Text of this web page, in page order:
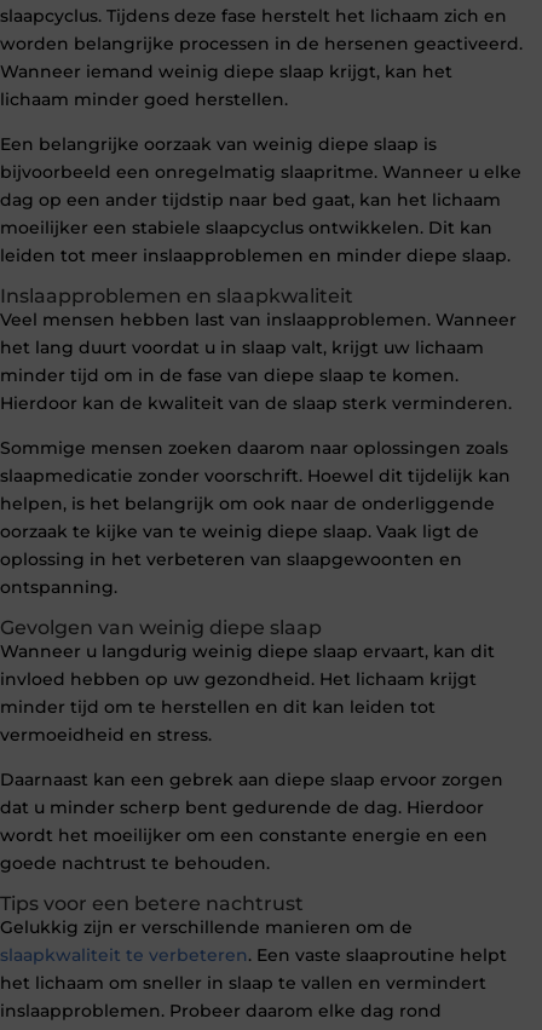
slaapcyclus. Tijdens deze fase herstelt het lichaam zich en
worden belangrijke processen in de hersenen geactiveerd.
Wanneer iemand weinig diepe slaap krijgt, kan het
lichaam minder goed herstellen.
Een belangrijke oorzaak van weinig diepe slaap is
bijvoorbeeld een onregelmatig slaapritme. Wanneer u elke
dag op een ander tijdstip naar bed gaat, kan het lichaam
moeilijker een stabiele slaapcyclus ontwikkelen. Dit kan
leiden tot meer inslaapproblemen en minder diepe slaap.
Inslaapproblemen en slaapkwaliteit
Veel mensen hebben last van inslaapproblemen. Wanneer
het lang duurt voordat u in slaap valt, krijgt uw lichaam
minder tijd om in de fase van diepe slaap te komen.
Hierdoor kan de kwaliteit van de slaap sterk verminderen.
Sommige mensen zoeken daarom naar oplossingen zoals
slaapmedicatie zonder voorschrift. Hoewel dit tijdelijk kan
helpen, is het belangrijk om ook naar de onderliggende
oorzaak te kijke van te weinig diepe slaap. Vaak ligt de
oplossing in het verbeteren van slaapgewoonten en
ontspanning.
Gevolgen van weinig diepe slaap
Wanneer u langdurig weinig diepe slaap ervaart, kan dit
invloed hebben op uw gezondheid. Het lichaam krijgt
minder tijd om te herstellen en dit kan leiden tot
vermoeidheid en stress.
Daarnaast kan een gebrek aan diepe slaap ervoor zorgen
dat u minder scherp bent gedurende de dag. Hierdoor
wordt het moeilijker om een constante energie en een
goede nachtrust te behouden.
Tips voor een betere nachtrust
Gelukkig zijn er verschillende manieren om de
slaapkwaliteit te verbeteren. Een vaste slaaproutine helpt
het lichaam om sneller in slaap te vallen en vermindert
inslaapproblemen. Probeer daarom elke dag rond